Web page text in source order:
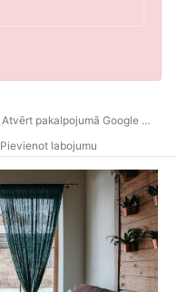
Atvērt pakalpojumā Google Maps
Pievienot labojumu